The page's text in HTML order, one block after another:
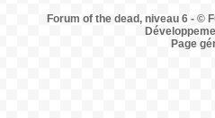
Forum of the dead, niveau 6 - ©
Page